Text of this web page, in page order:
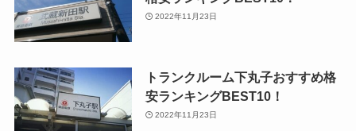
2022年11月23日
トランクルーム下丸子おすすめ格
安ランキングBEST10！
2022年11月23日